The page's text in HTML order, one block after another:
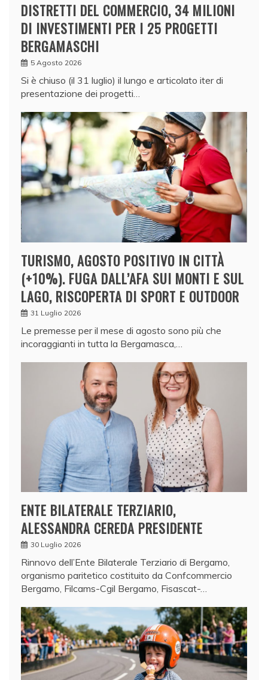
DISTRETTI DEL COMMERCIO, 34 MILIONI
DI INVESTIMENTI PER I 25 PROGETTI
BERGAMASCHI
5 Agosto 2026
Si è chiuso (il 31 luglio) il lungo e articolato iter di
presentazione dei progetti…
TURISMO, AGOSTO POSITIVO IN CITTÀ
(+10%). FUGA DALL’AFA SUI MONTI E SUL
LAGO, RISCOPERTA DI SPORT E OUTDOOR
31 Luglio 2026
Le premesse per il mese di agosto sono più che
incoraggianti in tutta la Bergamasca,…
ENTE BILATERALE TERZIARIO,
ALESSANDRA CEREDA PRESIDENTE
30 Luglio 2026
Rinnovo dell’Ente Bilaterale Terziario di Bergamo,
organismo paritetico costituito da Confcommercio
Bergamo, Filcams-Cgil Bergamo, Fisascat-…